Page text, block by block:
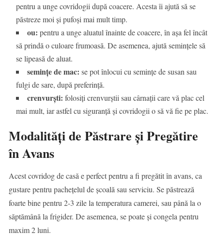
pentru a unge covridogii după coacere. Acesta îi ajută să se
păstreze moi și pufoși mai mult timp.
ou: pentru a unge aluatul înainte de coacere, în așa fel încât
să prindă o culoare frumoasă. De asemenea, ajută semințele să
se lipeasă de aluat.
semințe de mac: se pot înlocui cu semințe de susan sau
fulgi de sare, după preferință.
crenvurști: folosiți crenvurștii sau cârnații care vă plac cel
mai mult, iar astfel cu siguranță și covridogii o să vă fie pe plac.
Modalități de Păstrare și Pregătire
în Avans
Acest covridog de casă e perfect pentru a fi pregătit în avans, ca
gustare pentru pachețelul de școală sau serviciu. Se păstrează
foarte bine pentru 2-3 zile la temperatura camerei, sau până la o
săptămână la frigider. De asemenea, se poate și congela pentru
maxim 2 luni.